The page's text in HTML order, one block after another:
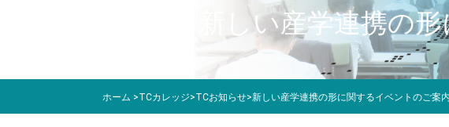
ご挨拶
部門について
研究基盤戦略室
共用設備について
液体窒素(大岡山)
イベント
ホーム >TCカレッジ>TCお知らせ>新しい産学連携の形に関するイベントのご案
新しい産学連携の